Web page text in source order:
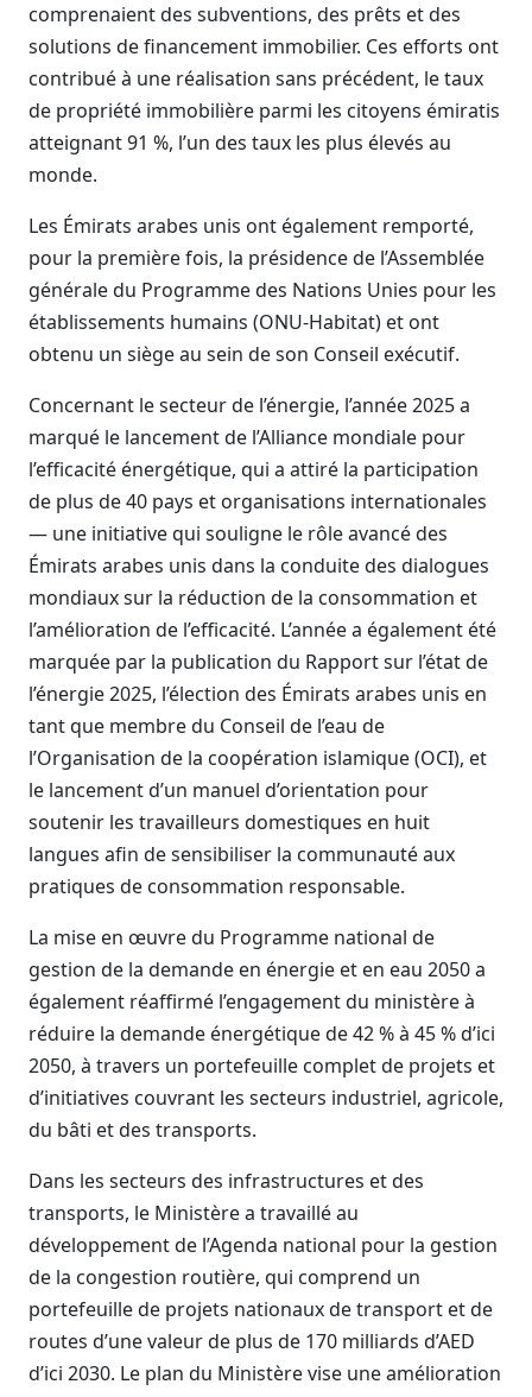
comprenaient des subventions, des prêts et des
solutions de financement immobilier. Ces efforts ont
contribué à une réalisation sans précédent, le taux
de propriété immobilière parmi les citoyens émiratis
atteignant 91 %, l’un des taux les plus élevés au
monde.
Les Émirats arabes unis ont également remporté,
pour la première fois, la présidence de l’Assemblée
générale du Programme des Nations Unies pour les
établissements humains (ONU-Habitat) et ont
obtenu un siège au sein de son Conseil exécutif.
Concernant le secteur de l’énergie, l’année 2025 a
marqué le lancement de l’Alliance mondiale pour
l’efficacité énergétique, qui a attiré la participation
de plus de 40 pays et organisations internationales
— une initiative qui souligne le rôle avancé des
Émirats arabes unis dans la conduite des dialogues
mondiaux sur la réduction de la consommation et
l’amélioration de l’efficacité. L’année a également été
marquée par la publication du Rapport sur l’état de
l’énergie 2025, l’élection des Émirats arabes unis en
tant que membre du Conseil de l’eau de
l’Organisation de la coopération islamique (OCI), et
le lancement d’un manuel d’orientation pour
soutenir les travailleurs domestiques en huit
langues afin de sensibiliser la communauté aux
pratiques de consommation responsable.
La mise en œuvre du Programme national de
gestion de la demande en énergie et en eau 2050 a
également réaffirmé l’engagement du ministère à
réduire la demande énergétique de 42 % à 45 % d’ici
2050, à travers un portefeuille complet de projets et
d’initiatives couvrant les secteurs industriel, agricole,
du bâti et des transports.
Dans les secteurs des infrastructures et des
transports, le Ministère a travaillé au
développement de l’Agenda national pour la gestion
de la congestion routière, qui comprend un
portefeuille de projets nationaux de transport et de
routes d’une valeur de plus de 170 milliards d’AED
d’ici 2030. Le plan du Ministère vise une amélioration